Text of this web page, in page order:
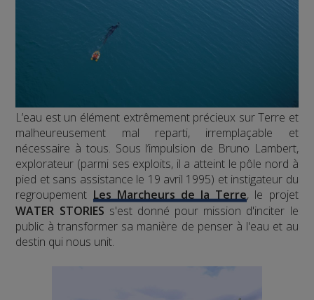
L’eau est un élément extrêmement précieux sur Terre et
malheureusement mal reparti, irremplaçable et
nécessaire à tous. Sous l’impulsion de Bruno Lambert,
explorateur (parmi ses exploits, il a atteint le pôle nord à
pied et sans assistance le 19 avril 1995) et instigateur du
regroupement Les Marcheurs de la Terre, le projet
WATER STORIES s'est donné pour mission d'inciter le
public à transformer sa manière de penser à l'eau et au
destin qui nous unit.